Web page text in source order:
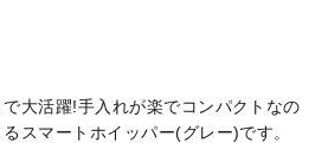
大活躍!手入れが楽でコンパクトなの
スマートホイッパー(グレー)です。